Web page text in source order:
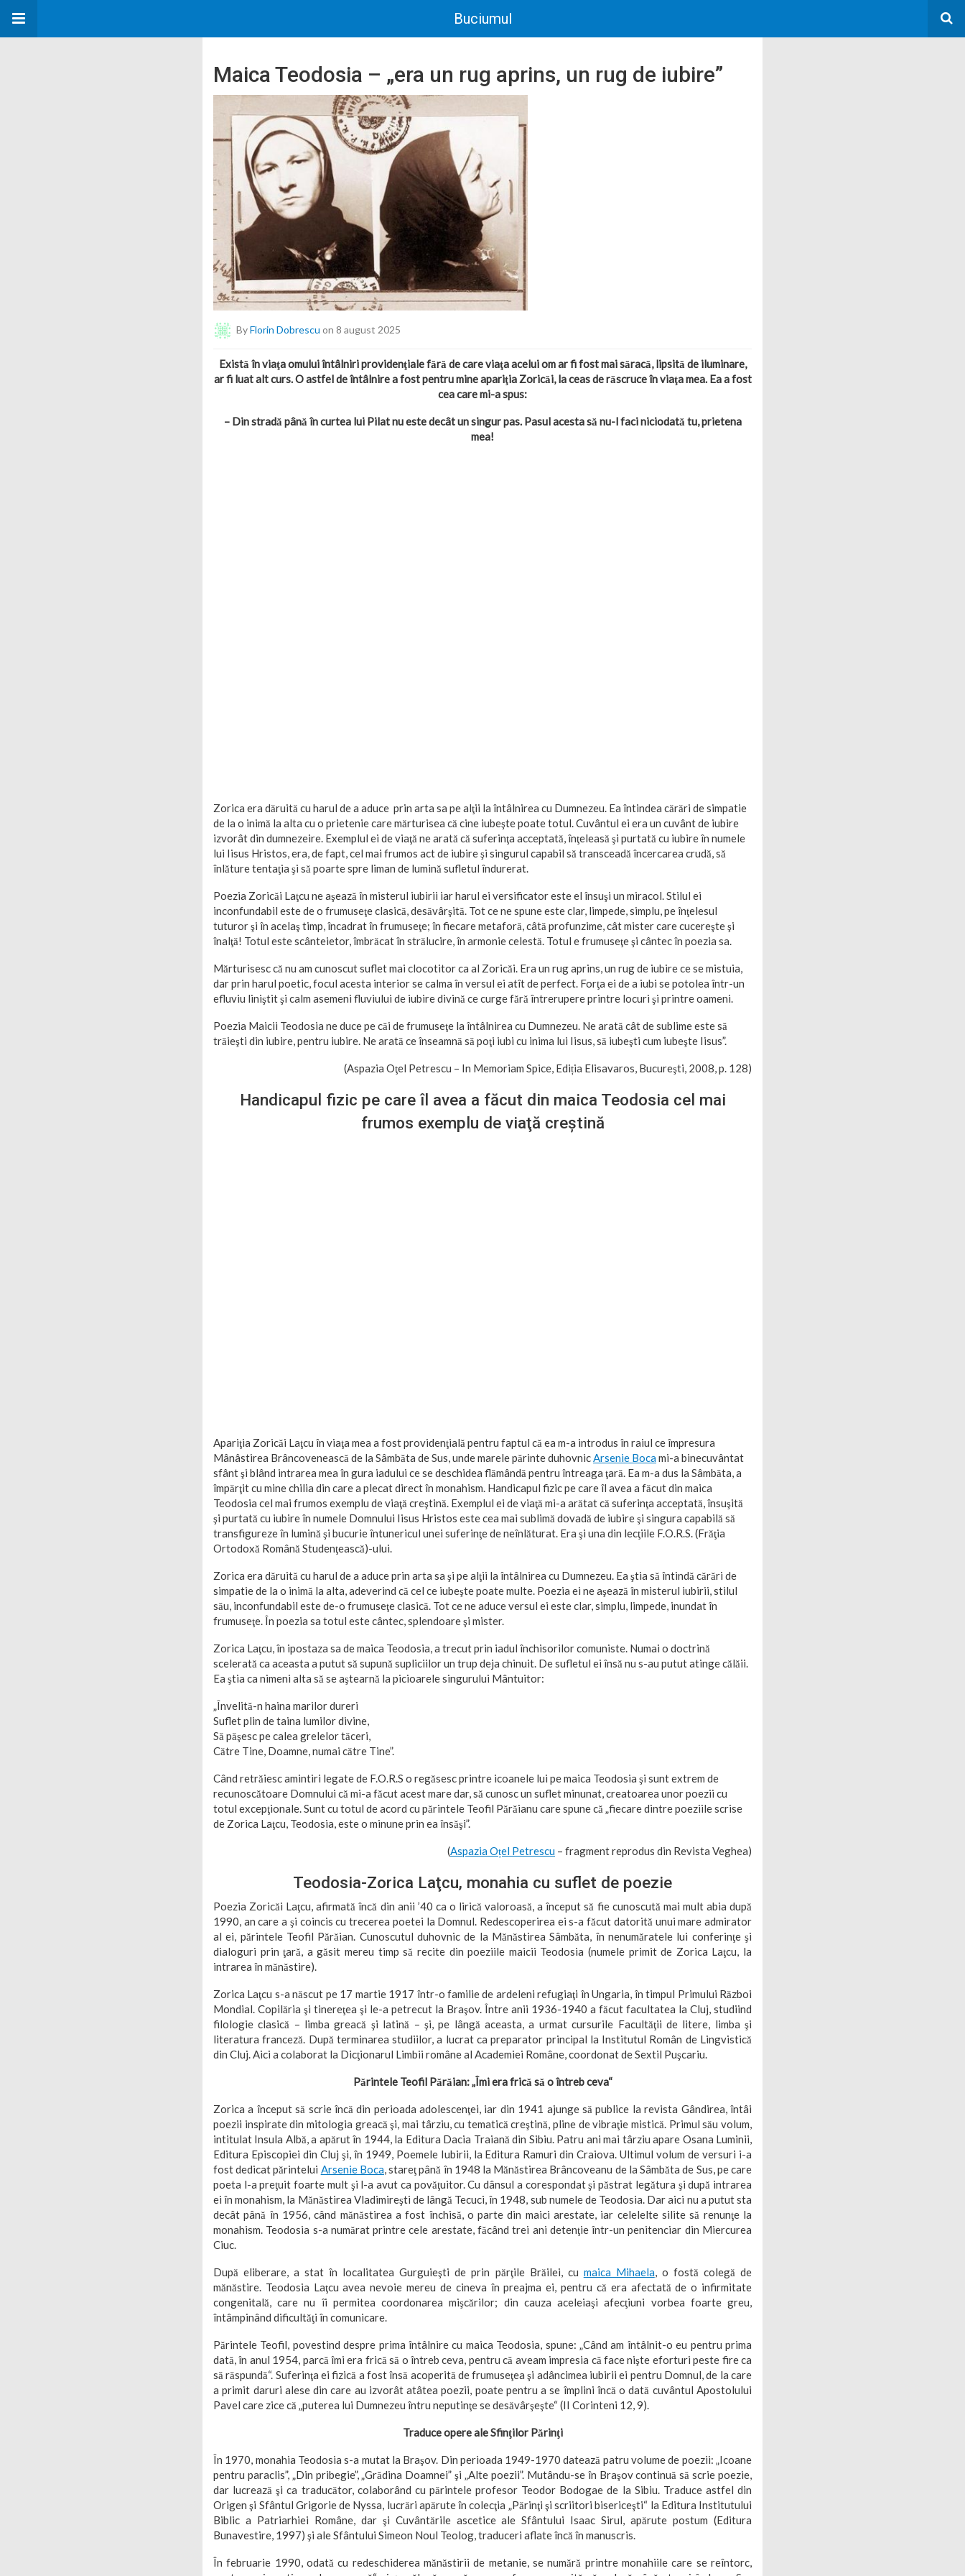
Buciumul
Maica Teodosia – „era un rug aprins, un rug de iubire”
ByFlorin Dobrescu on 8 august 2025
Există în viaţa omului întâlniri providenţiale fără de care viaţa acelui om ar fi fost mai săracă, lipsită de iluminare,
ar fi luat alt curs. O astfel de întâlnire a fost pentru mine apariţia Zoricăi, la ceas de răscruce în viaţa mea. Ea a fost
cea care mi-a spus:
– Din stradă până în curtea lui Pilat nu este decât un singur pas. Pasul acesta să nu-l faci niciodată tu, prietena
mea!
Zorica era dăruită cu harul de a aduce prin arta sa pe alţii la întâlnirea cu Dumnezeu. Ea întindea cărări de simpatie
de la o inimă la alta cu o prietenie care mărturisea că cine iubeşte poate totul. Cuvântul ei era un cuvânt de iubire
izvorât din dumnezeire. Exemplul ei de viaţă ne arată că suferinţa acceptată, înţeleasă şi purtată cu iubire în numele
lui Iisus Hristos, era, de fapt, cel mai frumos act de iubire şi singurul capabil să transceadă încercarea crudă, să
înlăture tentaţia şi să poarte spre liman de lumină sufletul îndurerat.
Poezia Zoricăi Laţcu ne aşează în misterul iubirii iar harul ei versificator este el însuşi un miracol. Stilul ei
inconfundabil este de o frumuseţe clasică, desăvârşită. Tot ce ne spune este clar, limpede, simplu, pe înţelesul
tuturor şi în acelaş timp, încadrat în frumuseţe; în fiecare metaforă, câtă profunzime, cât mister care cucereşte şi
înalţă! Totul este scânteietor, îmbrăcat în strălucire, în armonie celestă. Totul e frumuseţe şi cântec în poezia sa.
Mărturisesc că nu am cunoscut suflet mai clocotitor ca al Zoricăi. Era un rug aprins, un rug de iubire ce se mistuia,
dar prin harul poetic, focul acesta interior se calma în versul ei atît de perfect. Forţa ei de a iubi se potolea într-un
efluviu liniştit şi calm asemeni fluviului de iubire divină ce curge fără întrerupere printre locuri şi printre oameni.
Poezia Maicii Teodosia ne duce pe căi de frumuseţe la întâlnirea cu Dumnezeu. Ne arată cât de sublime este să
trăieşti din iubire, pentru iubire. Ne arată ce înseamnă să poţi iubi cu inima lui Iisus, să iubeşti cum iubeşte Iisus”.
(Aspazia Oţel Petrescu – In Memoriam Spice, Ediția Elisavaros, Bucureşti, 2008, p. 128)
Handicapul fizic pe care îl avea a făcut din maica Teodosia cel mai
frumos exemplu de viaţă creştină
Apariţia Zoricăi Laţcu în viaţa mea a fost providenţială pentru faptul că ea m-a introdus în raiul ce împresura
Mânâstirea Brâncovenească de la Sâmbăta de Sus, unde marele părinte duhovnicArsenie Bocami-a binecuvântat
sfânt şi blând intrarea mea în gura iadului ce se deschidea flămândă pentru întreaga ţară. Ea m-a dus la Sâmbăta, a
împărţit cu mine chilia din care a plecat direct în monahism. Handicapul fizic pe care îl avea a făcut din maica
Teodosia cel mai frumos exemplu de viaţă creştină. Exemplul ei de viaţă mi-a arătat că suferinţa acceptată, însuşită
şi purtată cu iubire în numele Domnului Iisus Hristos este cea mai sublimă dovadă de iubire şi singura capabilă să
transfigureze în lumină şi bucurie întunericul unei suferinţe de neînlăturat. Era şi una din lecţiile F.O.R.S. (Frăţia
Ortodoxă Română Studenţească)-ului.
Zorica era dăruită cu harul de a aduce prin arta sa şi pe alţii la întâlnirea cu Dumnezeu. Ea ştia să întindă cărări de
simpatie de la o inimă la alta, adeverind că cel ce iubeşte poate multe. Poezia ei ne aşează în misterul iubirii, stilul
său, inconfundabil este de-o frumuseţe clasică. Tot ce ne aduce versul ei este clar, simplu, limpede, inundat în
frumuseţe. În poezia sa totul este cântec, splendoare şi mister.
Zorica Laţcu, în ipostaza sa de maica Teodosia, a trecut prin iadul închisorilor comuniste. Numai o doctrină
scelerată ca aceasta a putut să supună supliciilor un trup deja chinuit. De sufletul ei însă nu s-au putut atinge călăii.
Ea ştia ca nimeni alta să se aştearnă la picioarele singurului Mântuitor:
„Învelită-n haina marilor dureri
Suflet plin de taina lumilor divine,
Să păşesc pe calea grelelor tăceri,
Către Tine, Doamne, numai către Tine”.
Când retrăiesc amintiri legate de F.O.R.S o regăsesc printre icoanele lui pe maica Teodosia şi sunt extrem de
recunoscătoare Domnului că mi-a făcut acest mare dar, să cunosc un suflet minunat, creatoarea unor poezii cu
totul excepţionale. Sunt cu totul de acord cu părintele Teofil Părăianu care spune că „fiecare dintre poeziile scrise
de Zorica Laţcu, Teodosia, este o minune prin ea însăşi”.
(Aspazia Oțel Petrescu – fragment reprodus din Revista Veghea)
Teodosia-Zorica Laţcu, monahia cu suflet de poezie
Poezia Zoricăi Laţcu, afirmată încă din anii ’40 ca o lirică valoroasă, a început să fie cunoscută mai mult abia după
1990, an care a şi coincis cu trecerea poetei la Domnul. Redescoperirea ei s-a făcut datorită unui mare admirator
al ei, părintele Teofil Părăian. Cunoscutul duhovnic de la Mănăstirea Sâmbăta, în nenumăratele lui conferinţe şi
dialoguri prin ţară, a găsit mereu timp să recite din poeziile maicii Teodosia (numele primit de Zorica Laţcu, la
intrarea în mănăstire).
Zorica Laţcu s-a născut pe 17 martie 1917 într-o familie de ardeleni refugiaţi în Ungaria, în timpul Primului Război
Mondial. Copilăria şi tinereţea şi le-a petrecut la Braşov. Între anii 1936-1940 a făcut facultatea la Cluj, studiind
filologie clasică – limba greacă şi latină – şi, pe lângă aceasta, a urmat cursurile Facultăţii de litere, limba şi
literatura franceză. După terminarea studiilor, a lucrat ca preparator principal la Institutul Român de Lingvistică
din Cluj. Aici a colaborat la Dicţionarul Limbii române al Academiei Române, coordonat de Sextil Puşcariu.
Părintele Teofil Părăian: „Îmi era frică să o întreb ceva“
Zorica a început să scrie încă din perioada adolescenţei, iar din 1941 ajunge să publice la revista Gândirea, întâi
poezii inspirate din mitologia greacă şi, mai târziu, cu tematică creştină, pline de vibraţie mistică. Primul său volum,
intitulat Insula Albă, a apărut în 1944, la Editura Dacia Traiană din Sibiu. Patru ani mai târziu apare Osana Luminii,
Editura Episcopiei din Cluj şi, în 1949, Poemele Iubirii, la Editura Ramuri din Craiova. Ultimul volum de versuri i-a
fost dedicat părintelui Arsenie Boca, stareţ până în 1948 la Mănăstirea Brâncoveanu de la Sâmbăta de Sus, pe care
poeta l-a preţuit foarte mult şi l-a avut ca povăţuitor. Cu dânsul a corespondat şi păstrat legătura şi după intrarea
ei în monahism, la Mănăstirea Vladimireşti de lângă Tecuci, în 1948, sub numele de Teodosia. Dar aici nu a putut sta
decât până în 1956, când mănăstirea a fost închisă, o parte din maici arestate, iar celelelte silite să renunţe la
monahism. Teodosia s-a numărat printre cele arestate, făcând trei ani detenţie într-un penitenciar din Miercurea
Ciuc.
După eliberare, a stat în localitatea Gurguieşti de prin părţile Brăilei, cu maica Mihaela, o fostă colegă de
mănăstire. Teodosia Laţcu avea nevoie mereu de cineva în preajma ei, pentru că era afectată de o infirmitate
congenitală, care nu îi permitea coordonarea mişcărilor; din cauza aceleiaşi afecţiuni vorbea foarte greu,
întâmpinând dificultăţi în comunicare.
Părintele Teofil, povestind despre prima întâlnire cu maica Teodosia, spune: „Când am întâlnit-o eu pentru prima
dată, în anul 1954, parcă îmi era frică să o întreb ceva, pentru că aveam impresia că face nişte eforturi peste fire ca
să răspundă“. Suferinţa ei fizică a fost însă acoperită de frumuseţea şi adâncimea iubirii ei pentru Domnul, de la care
a primit daruri alese din care au izvorât atâtea poezii, poate pentru a se împlini încă o dată cuvântul Apostolului
Pavel care zice că „puterea lui Dumnezeu întru neputinţe se desăvârşeşte“ (II Corinteni 12, 9).
Traduce opere ale Sfinţilor Părinţi
În 1970, monahia Teodosia s-a mutat la Braşov. Din perioada 1949-1970 datează patru volume de poezii: „Icoane
pentru paraclis”, „Din pribegie”, „Grădina Doamnei” şi „Alte poezii”. Mutându-se în Braşov continuă să scrie poezie,
dar lucrează şi ca traducător, colaborând cu părintele profesor Teodor Bodogae de la Sibiu. Traduce astfel din
Origen şi Sfântul Grigorie de Nyssa, lucrări apărute în colecţia „Părinţi şi scriitori bisericeşti“ la Editura Institutului
Biblic a Patriarhiei Române, dar şi Cuvântările ascetice ale Sfântului Isaac Sirul, apărute postum (Editura
Bunavestire, 1997) şi ale Sfântului Simeon Noul Teolog, traduceri aflate încă în manuscris.
În februarie 1990, odată cu redeschiderea mănăstirii de metanie, se numără printre monahiile care se reîntorc,